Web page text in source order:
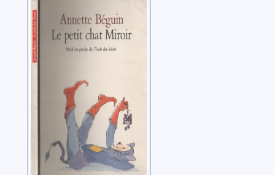
Le petit chat
miroir
Béguin, Annette